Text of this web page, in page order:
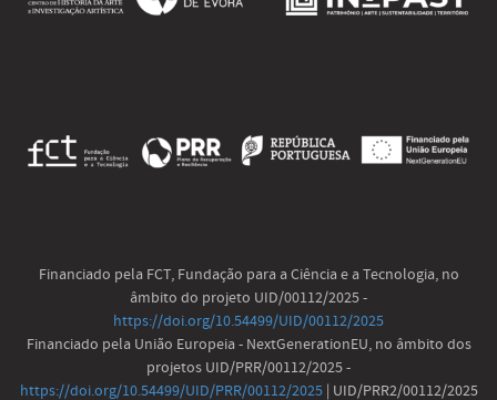
Financiado pela FCT, Fundação para a Ciência e a Tecnologia, no
âmbito do projeto UID/00112/2025 -
https://doi.org/10.54499/UID/00112/2025
Financiado pela União Europeia - NextGenerationEU, no âmbito dos
projetos UID/PRR/00112/2025 -
https://doi.org/10.54499/UID/PRR/00112/2025| UID/PRR2/00112/2025